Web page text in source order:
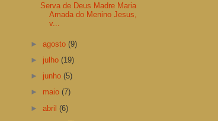
Serva de Deus Madre Maria
Amada do Menino Jesus,
v...
►agosto(9)
► julho(19)
► junho(5)
► maio(7)
►abril(6)